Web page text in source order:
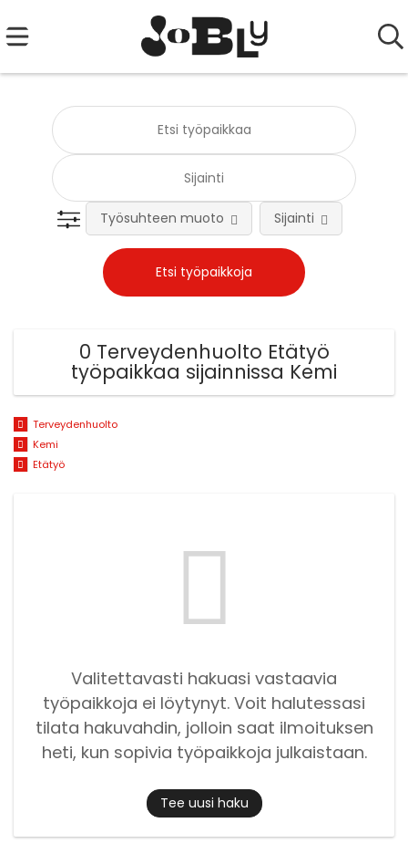
Työsuhteen muoto Sijainti
0 Terveydenhuolto Etätyö
työpaikkaa sijainnissa Kemi
Terveydenhuolto
Kemi
Etätyö
Valitettavasti hakuasi vastaavia
työpaikkoja ei löytynyt. Voit halutessasi
tilata hakuvahdin, jolloin saat ilmoituksen
heti, kun sopivia työpaikkoja julkaistaan.
Tee uusi haku